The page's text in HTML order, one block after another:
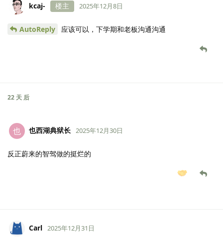
kcaj- 楼主 2025年12月8日
AutoReply 应该可以，下学期和老板沟通沟通
22 天 后
也 也西湖典狱长 2025年12月30日
反正蔚来的智驾做的挺烂的
Carl 2025年12月31日